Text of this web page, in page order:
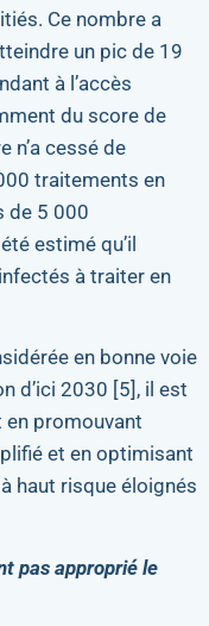
Ce nombre a
un pic de 19
à l’accès
du score de
n’a cessé de
traitements en
de 5 000
estimé qu’il
à traiter en
en bonne voie
d’ici 2030 [5], il est
promouvant
et en optimisant
haut risque éloignés
pas approprié le